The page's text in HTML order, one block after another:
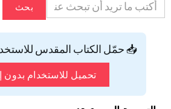
بحث
📥 حمّل الكتاب المقدس
تحميل للاستخدام بدون